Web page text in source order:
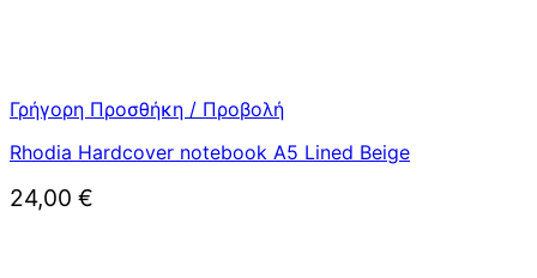
Γρήγορη Προσθήκη / Προβολή
Rhodia Hardcover notebook A5 Lined Beige
24,00 €